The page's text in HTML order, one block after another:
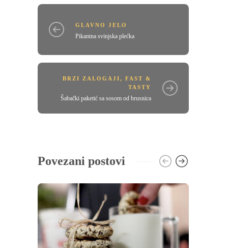
GLAVNO JELO
Pikantna svinjska plećka
BRZI ZALOGAJI, FAST &
TASTY
Šabački paketić sa sosom od brusnica
Povezani postovi